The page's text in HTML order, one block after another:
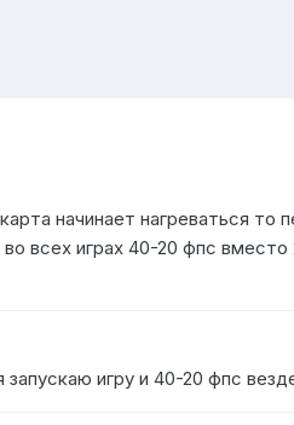
начинает нагреваться
во всех играх 40-20 фпс
игру и 40-20 фпс